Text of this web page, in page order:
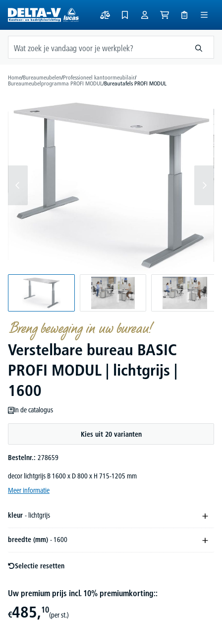
Home/Bureaumeubelen/Professioneel kantoormeubilair/
Bureaumeubelprogramma PROFI MODUL/Bureautafels PROFI MODUL
Afbeeldingengalerij overslaan
Breng beweging in uw bureau!
Verstelbare bureau BASIC
PROFI MODUL | lichtgrijs |
1600
In de catalogus
Kies uit 20 varianten
Bestelnr.: 278659
decor lichtgrijs B 1600 x D 800 x H 715-1205 mm
Meer informatie
kleur - lichtgrijs
breedte (mm) - 1600
Selectie resetten
Uw premium prijs incl. 10% premiumkorting::
€485,10
(per st.)